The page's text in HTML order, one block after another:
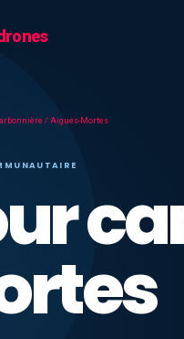
/ Aigues-Mortes